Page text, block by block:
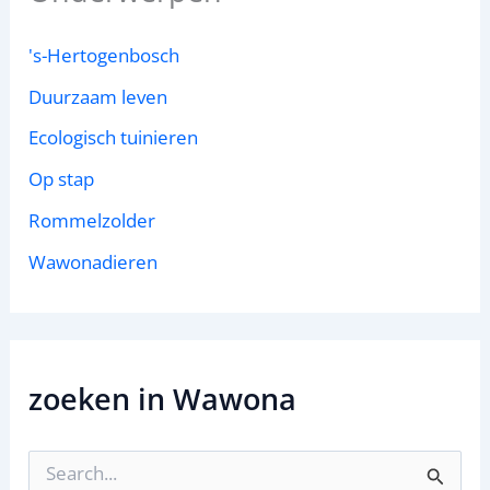
's-Hertogenbosch
Duurzaam leven
Ecologisch tuinieren
Op stap
Rommelzolder
Wawonadieren
zoeken in Wawona